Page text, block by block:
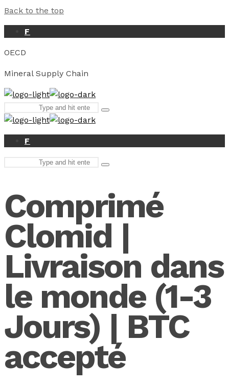
Back to the top
F
OECD
Mineral Supply Chain
for:
Type
enter
F
Type
enter
Comprimé
Clomid |
Livraison dans
le monde (1-3
Jours) | BTC
accepté